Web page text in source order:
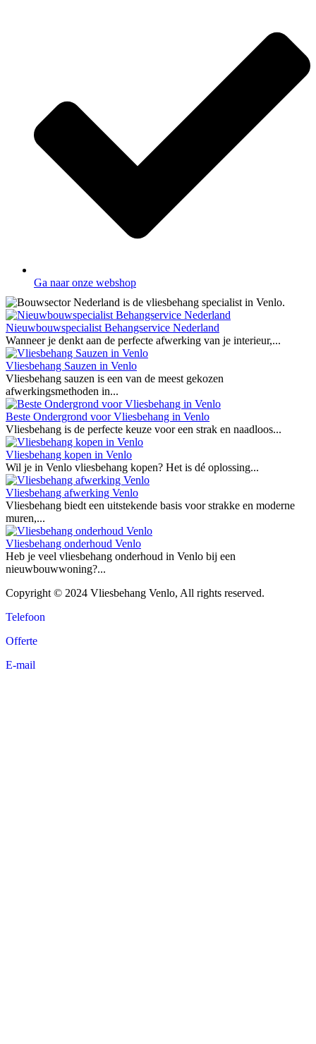
Ga naar onze webshop
Nieuwbouwspecialist Behangservice Nederland
Wanneer je denkt aan de perfecte afwerking van je interieur,...
Vliesbehang Sauzen in Venlo
Vliesbehang sauzen is een van de meest gekozen
afwerkingsmethoden in...
Beste Ondergrond voor Vliesbehang in Venlo
Vliesbehang is de perfecte keuze voor een strak en naadloos...
Vliesbehang kopen in Venlo
Wil je in Venlo vliesbehang kopen? Het is dé oplossing...
Vliesbehang afwerking Venlo
Vliesbehang biedt een uitstekende basis voor strakke en moderne
muren,...
Vliesbehang onderhoud Venlo
Heb je veel vliesbehang onderhoud in Venlo bij een
nieuwbouwwoning?...
Copyright © 2024 Vliesbehang Venlo, All rights reserved.
Telefoon
Offerte
E-mail